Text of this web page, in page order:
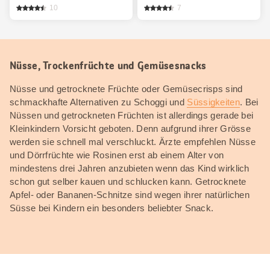
10
7
Nüsse, Trockenfrüchte und Gemüsesnacks
Nüsse und getrocknete Früchte oder Gemüsecrisps sind
schmackhafte Alternativen zu Schoggi und Süssigkeiten. Bei
Nüssen und getrockneten Früchten ist allerdings gerade bei
Kleinkindern Vorsicht geboten. Denn aufgrund ihrer Grösse
werden sie schnell mal verschluckt. Ärzte empfehlen Nüsse
und Dörrfrüchte wie Rosinen erst ab einem Alter von
mindestens drei Jahren anzubieten wenn das Kind wirklich
schon gut selber kauen und schlucken kann. Getrocknete
Apfel- oder Bananen-Schnitze sind wegen ihrer natürlichen
Süsse bei Kindern ein besonders beliebter Snack.